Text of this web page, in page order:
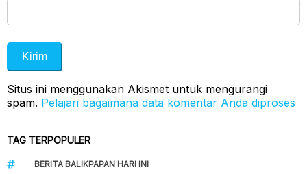
Situs ini menggunakan Akismet untuk mengurangi
spam. Pelajari bagaimana data komentar Anda diproses
TAG TERPOPULER
BERITA BALIKPAPAN HARI INI